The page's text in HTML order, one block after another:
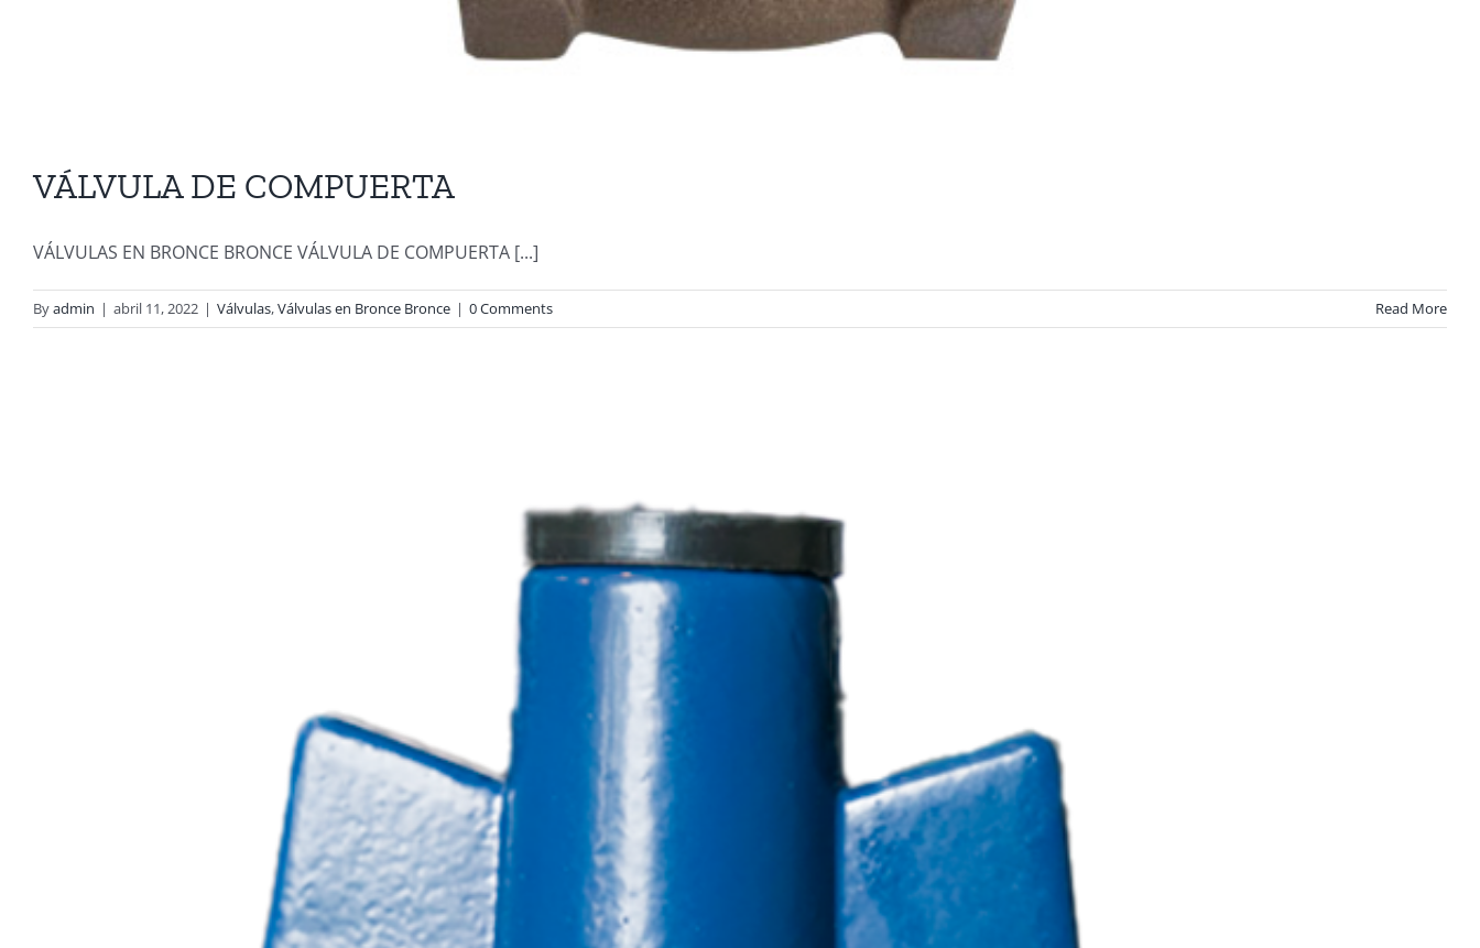
VÁLVULA DE COMPUERTA
VÁLVULAS EN BRONCE BRONCE VÁLVULA DE COMPUERTA [...]
Byadmin | abril 11, 2022 | Válvulas,Válvulas en Bronce Bronce | 0 Comments Read More